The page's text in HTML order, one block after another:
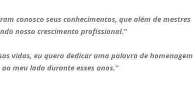
conosco seus conhecimentos, que além de mestres
nosso crescimento profissional.”
vidas, eu quero dedicar uma palavra de homenagem
meu lado durante esses anos.”